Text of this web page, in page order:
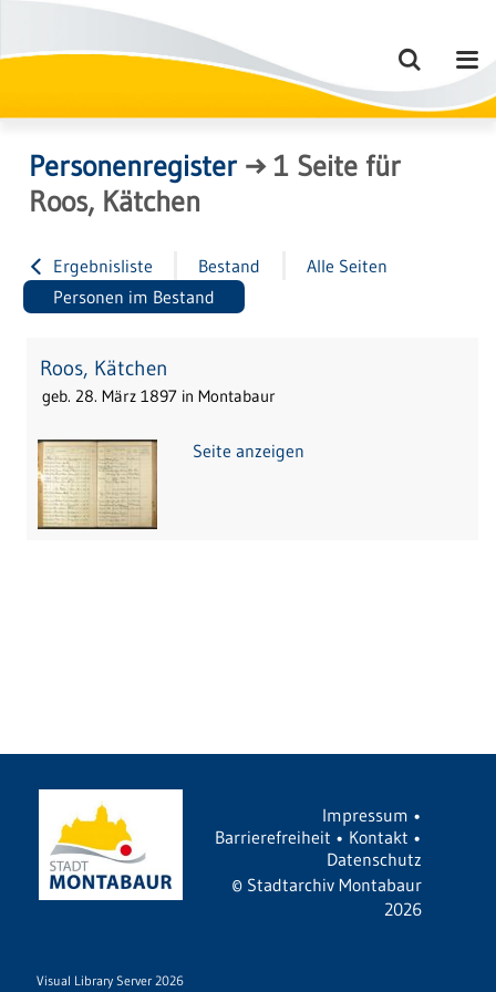
Personenregister→1 Seite für
Roos, Kätchen
Ergebnisliste Bestand
Alle Seiten
Personen im Bestand
Roos, Kätchen
geb. 28. März 1897 in Montabaur
Seite anzeigen
Impressum •
Barrierefreiheit • Kontakt •
Datenschutz
© Stadtarchiv Montabaur
2026
Visual Library Server 2026